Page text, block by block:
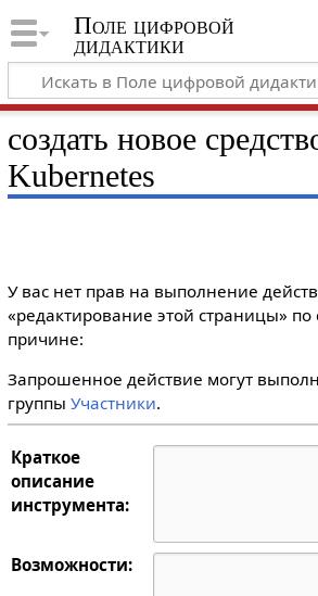
Поле цифровой
дидактики
создать новое
Kubernetes
У вас нет прав на выполнение
«редактирование этой страницы»
причине:
Запрошенное действие могут
группы Участники.
Краткое
описание
инструмента:
Возможности: